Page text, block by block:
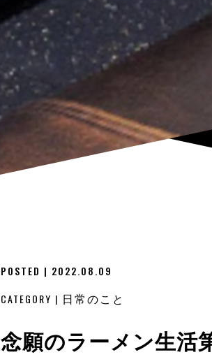
POSTED | 2022.08.09
CATEGORY | 日常のこと
念願のラーメン生活